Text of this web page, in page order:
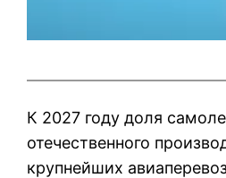
К 2027 году доля
отечественного
крупнейших